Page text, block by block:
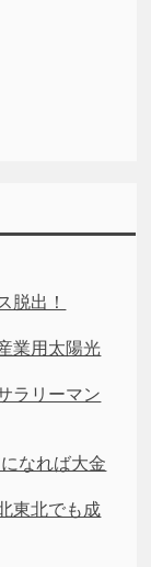
脱出！
業用太陽光
ラリーマン
なれば大金
東北でも成